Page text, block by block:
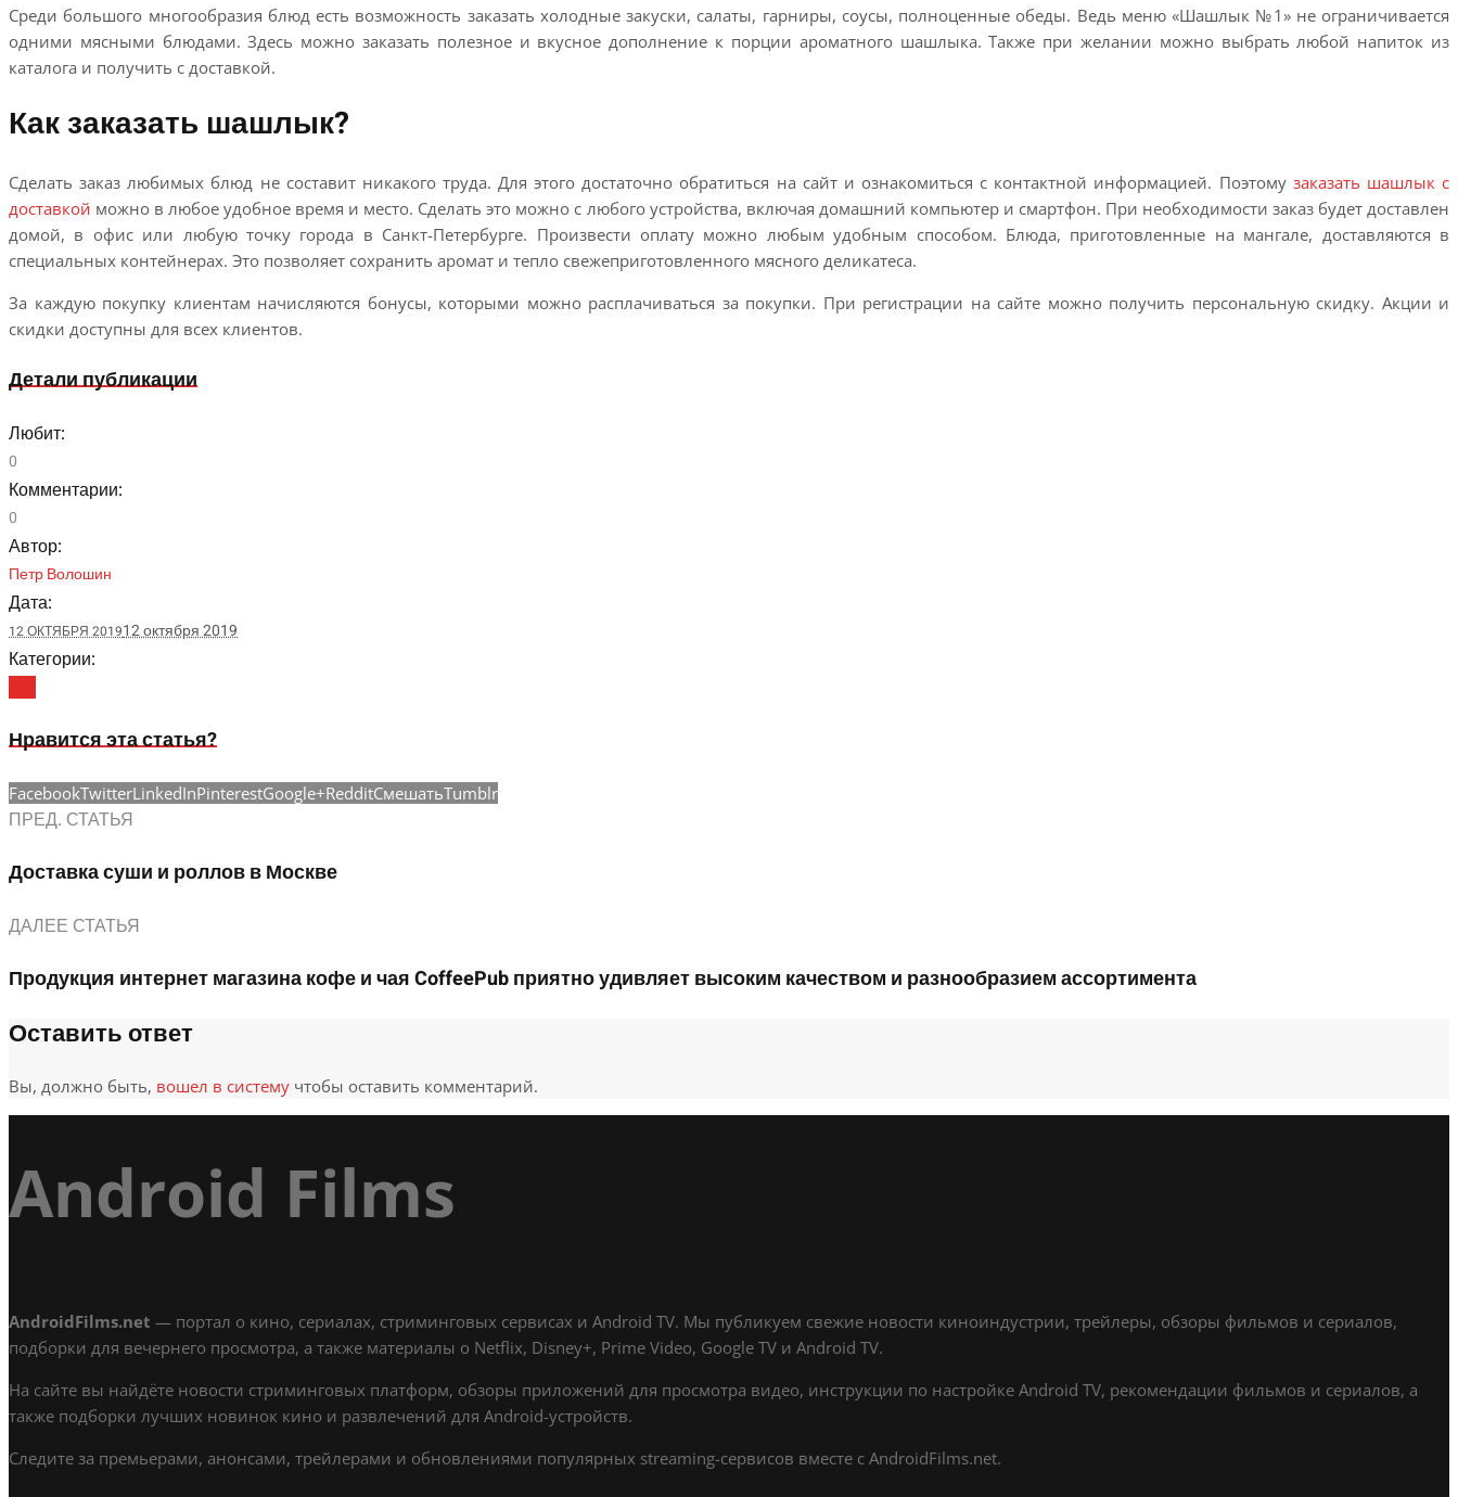
Среди большого многообразия блюд есть возможность заказать холодные закуски, салаты, гарниры, соусы, полноценные обеды. Ведь меню «Шашлык №1» не ограничивается
одними мясными блюдами. Здесь можно заказать полезное и вкусное дополнение к порции ароматного шашлыка. Также при желании можно выбрать любой напиток из
каталога и получить с доставкой.
Как заказать шашлык?
Сделать заказ любимых блюд не составит никакого труда. Для этого достаточно обратиться на сайт и ознакомиться с контактной информацией. Поэтому заказать шашлык с
доставкой можно в любое удобное время и место. Сделать это можно с любого устройства, включая домашний компьютер и смартфон. При необходимости заказ будет доставлен
домой, в офис или любую точку города в Санкт-Петербурге. Произвести оплату можно любым удобным способом. Блюда, приготовленные на мангале, доставляются в
специальных контейнерах. Это позволяет сохранить аромат и тепло свежеприготовленного мясного деликатеса.
За каждую покупку клиентам начисляются бонусы, которыми можно расплачиваться за покупки. При регистрации на сайте можно получить персональную скидку. Акции и
скидки доступны для всех клиентов.
Детали публикации
Любит:
0
Комментарии:
0
Автор:
Петр Волошин
Дата:
12 ОКТЯБРЯ 201912 октября 2019
Категории:
Нравится эта статья?
FacebookTwitterLinkedInPinterestGoogle+RedditСмешатьTumblr
ПРЕД. СТАТЬЯ
Доставка суши и роллов в Москве
ДАЛЕЕ СТАТЬЯ
Продукция интернет магазина кофе и чая CoffeePub приятно удивляет высоким качеством и разнообразием ассортимента
Оставить ответ
Вы, должно быть, вошел в систему чтобы оставить комментарий.
Android Films
AndroidFilms.net — портал о кино, сериалах, стриминговых сервисах и Android TV. Мы публикуем свежие новости киноиндустрии, трейлеры, обзоры фильмов и сериалов,
подборки для вечернего просмотра, а также материалы о Netflix, Disney+, Prime Video, Google TV и Android TV.
На сайте вы найдёте новости стриминговых платформ, обзоры приложений для просмотра видео, инструкции по настройке Android TV, рекомендации фильмов и сериалов, а
также подборки лучших новинок кино и развлечений для Android-устройств.
Следите за премьерами, анонсами, трейлерами и обновлениями популярных streaming-сервисов вместе с AndroidFilms.net.